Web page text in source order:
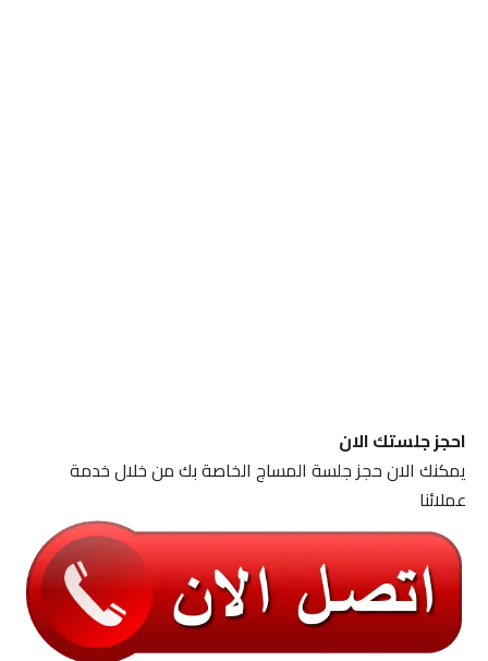
احجز جلستك الان
يمكنك الان حجز جلسة المساج الخاصة بك من خلال خدمة
عملائنا